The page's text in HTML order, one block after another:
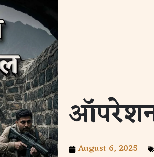
August 6, 2025